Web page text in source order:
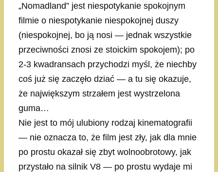
„Nomadland” jest niespotykanie spokojnym
filmie o niespotykanie niespokojnej duszy
(niespokojnej, bo ją nosi — jednak wszystkie
przeciwności znosi ze stoickim spokojem); po
2-3 kwadransach przychodzi myśl, że niechby
coś już się zaczęło dziać — a tu się okazuje,
że największym strzałem jest wystrzelona
guma…
Nie jest to mój ulubiony rodzaj kinematografii
— nie oznacza to, że film jest zły, jak dla mnie
po prostu okazał się zbyt wolnoobrotowy, jak
przystało na silnik V8 — po prostu wydaje mi